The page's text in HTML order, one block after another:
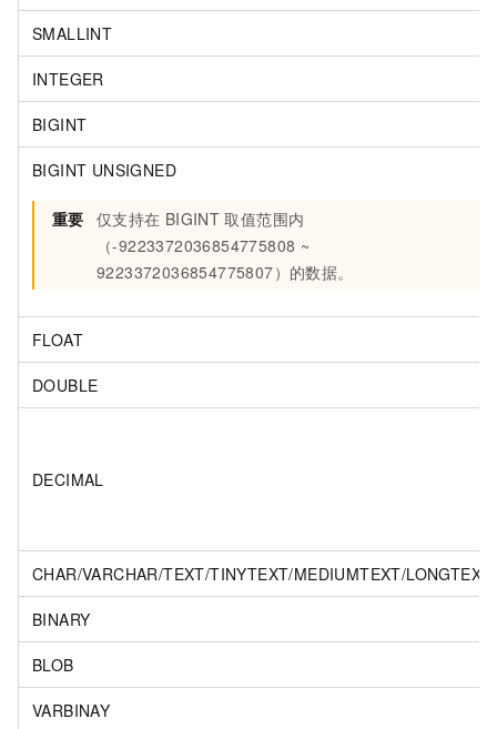
SMALLINT
INTEGER
BIGINT
BIGINT UNSIGNED
重要 仅支持在 BIGINT 取值范围内
（-9223372036854775808 ~
9223372036854775807）的数据。
FLOAT
DOUBLE
DECIMAL
CHAR/VARCHAR/TEXT/TINYTEXT/MEDIUMTEXT/LONGTEXT
BINARY
BLOB
VARBINAY